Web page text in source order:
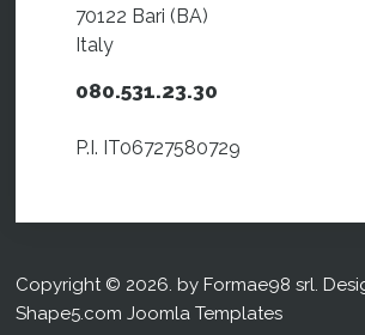
70122 Bari (BA)
Italy
080.531.23.30
P.I. IT06727580729
Copyright © 2026. by Formae98 srl.
Shape5.comJoomla Templates